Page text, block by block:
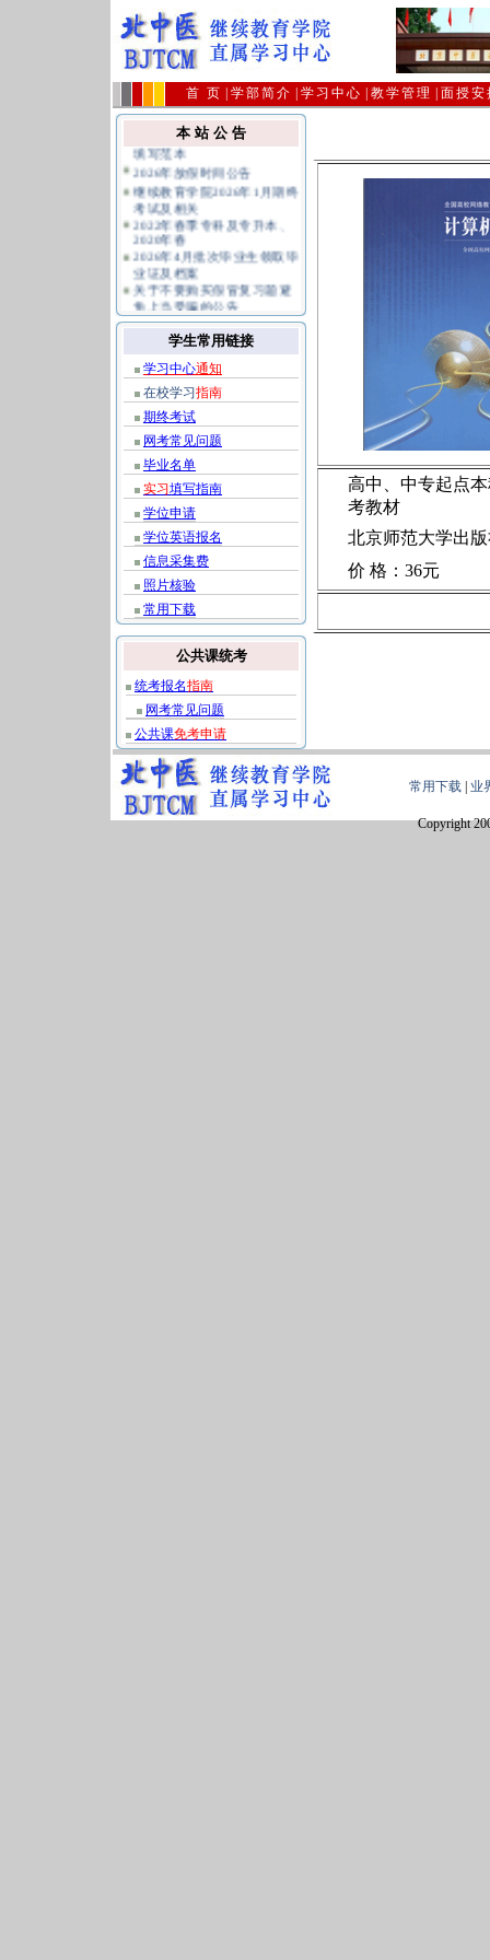
首 页 学部简介 学习中心 教学管理 面授安
本 站 公 告
在校生学习指导、毕业实习
填写范本
2026年放假时间公告
继续教育学院2026年1月期终
考试及相关
2022年春季专科及专升本、
2020年春
2026年4月批次毕业生领取毕
业证及档案
关于不要购买假冒复习题避
免上当受骗的公告
公共课统考报名及相关规定
指南
学生常用链接
学习中心通知
在校学习 指南
期终考试
网考常见问题
毕业名单
实习 填写指南
学位申请
学位英语报名
信息采集费
照片核验
常用下载
公共课统考
统考报名指南
网考常见问题
公共课免考申请
高中、中专起点
考教材
北京师范大学出
价 格：36元
常用下载 业
Copyright